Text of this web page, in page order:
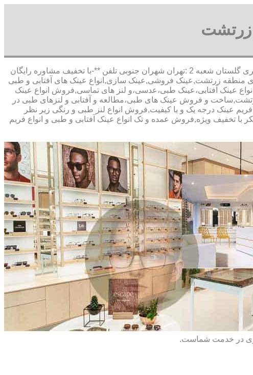
,آدرس شعبه 1 :تهران شاهین شمالی بیست متری گلستان شعبه 2 :تهران شهران جنوبی تلفن **-با تخفیف مشاوره رایگان
منطقه زرتشت,عینک فروشی,عینک سازی,انواع عینک های آفتابی و طبی
عینک آفتابی،عینک طبی،عدسی،و لنز های تماسی,فروش انواع عینک
زرتشت,ساخت و فروش عینک های طبی،مطالعه و آفتابی و لنزهای طبی در
عینک درجه یک و با کیفیت,فروش انواع لنز طبی و رنگی زیر نظر
با تخفیف ویژه,فروش عمده و تک انواع عینک آفتابی و طبی و انواع فریم
در خدمت شماست.